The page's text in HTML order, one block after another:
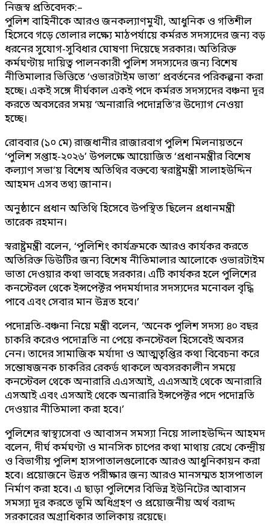
নিজস্ব প্রতিবেদক:–
পুলিশ বাহিনীকে আরও জনকল্যাণমুখী, আধুনিক ও গতিশীল
হিসেবে গড়ে তোলার লক্ষ্যে মাঠপর্যায়ে কর্মরত সদস্যদের জন্য বড়
ধরনের সুযোগ-সুবিধার ঘোষণা দিয়েছে সরকার। অতিরিক্ত
কর্মঘণ্টায় দায়িত্ব পালনকারী পুলিশ সদস্যদের জন্য বিশেষ
নীতিমালার ভিত্তিতে ‘ওভারটাইম ভাতা’ প্রবর্তনের পরিকল্পনা করা
হচ্ছে। একই সঙ্গে দীর্ঘকাল একই পদে কর্মরত সদস্যদের বঞ্চনা দূর
করতে অবসরের সময় ‘অনারারি পদোন্নতি’র উদ্যোগ নেওয়া
হচ্ছে।
রোববার (১০ মে) রাজধানীর রাজারবাগ পুলিশ মিলনায়তনে
‘পুলিশ সপ্তাহ-২০২৬’ উপলক্ষে আয়োজিত ‘প্রধানমন্ত্রীর বিশেষ
কল্যাণ সভা’য় বিশেষ অতিথির বক্তব্যে স্বরাষ্ট্রমন্ত্রী সালাহউদ্দিন
আহমদ এসব তথ্য জানান।
অনুষ্ঠানে প্রধান অতিথি হিসেবে উপস্থিত ছিলেন প্রধানমন্ত্রী
তারেক রহমান।
স্বরাষ্ট্রমন্ত্রী বলেন, ‘পুলিশিং কার্যক্রমকে আরও কার্যকর করতে
অতিরিক্ত ডিউটির জন্য বিশেষ নীতিমালার আলোকে ওভারটাইম
ভাতা দেওয়ার কথা ভাবছে সরকার। এটি কার্যকর হলে পুলিশের
কনস্টেবল থেকে ইন্সপেক্টর পদমর্যাদার সদস্যদের মনোবল বৃদ্ধি
পাবে এবং সেবার মান উন্নত হবে।’
পদোন্নতি-বঞ্চনা নিয়ে মন্ত্রী বলেন, ‘অনেক পুলিশ সদস্য ৪০ বছর
চাকরি করেও পদোন্নতি না পেয়ে কনস্টেবল হিসেবেই অবসর
নেন। তাদের সামাজিক মর্যাদা ও আত্মতৃপ্তির কথা বিবেচনা করে
সন্তোষজনক চাকরির রেকর্ড থাকলে অবসরকালীন সময়ে
কনস্টেবল থেকে অনারারি এএসআই, এএসআই থেকে অনারারি
এসআই এবং এসআই থেকে অনারারি ইন্সপেক্টর পদে পদোন্নতি
দেওয়ার নীতিমালা করা হবে।’
পুলিশের স্বাস্থ্যসেবা ও আবাসন সমস্যা নিয়ে সালাহউদ্দিন আহমদ
বলেন, দীর্ঘ কর্মঘণ্টা ও মানসিক চাপের কথা মাথায় রেখে কেন্দ্রীয়
ও বিভাগীয় পুলিশ হাসপাতালগুলোকে আরও আধুনিকায়ন করা
হবে। প্রয়োজনে উন্নত পরীক্ষার জন্য আরও মানসম্মত হাসপাতাল
নির্মাণ করা হবে। এ ছাড়া পুলিশের বিভিন্ন ইউনিটের আবাসন
সমস্যা দূর করতে ভূমি অধিগ্রহণ ও প্রয়োজনীয় অর্থ বরাদ্দ
সরকারের অগ্রাধিকার তালিকায় রয়েছে।